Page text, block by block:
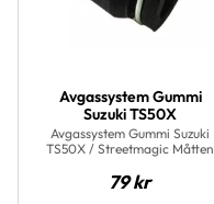
Avgassystem Gummi
Suzuki TS50X
Avgassystem Gummi Suzuki
TS50X / Streetmagic Måtten
79kr